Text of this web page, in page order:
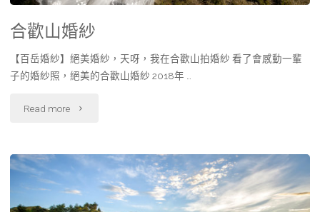
合歡山婚紗
【百岳婚紗】絕美婚紗，天呀，我在合歡山拍婚紗 看了會感動一輩
子的婚紗照，絕美的合歡山婚紗 2018年 …
Read more